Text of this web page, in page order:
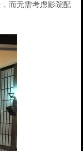
而无需考虑影院配